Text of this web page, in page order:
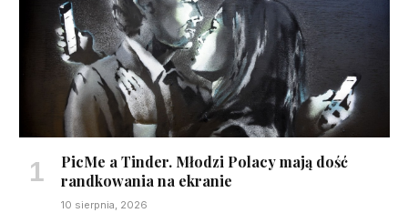
PicMe a Tinder. Młodzi Polacy mają dość
randkowania na ekranie
10 sierpnia, 2026